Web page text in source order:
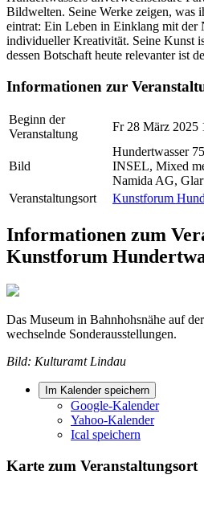
Bildwelten. Seine Werke zeigen, was
eintrat: Ein Leben in Einklang mit der
individueller Kreativität. Seine Kunst
dessen Botschaft heute relevanter ist
Informationen zur
Beginn der
Veranstaltung
Fr 28 März 2025
Bild
Hundertwasser
INSEL, Mixed
Namida AG,
Veranstaltungsort
Kunstforum
Informationen zum
Kunstforum
Das Museum in Bahnhohsnähe auf
wechselnde Sonderausstellungen.
Bild: Kulturamt Lindau
Im Kalender speichern
Google-Kalender
Yahoo-Kalender
Ical speichern
Karte zum Veranstaltungsort